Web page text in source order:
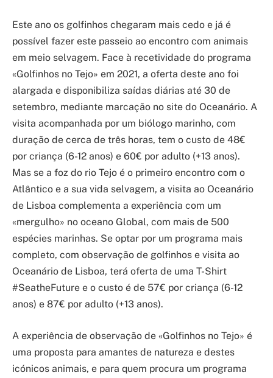
Este ano os golfinhos chegaram mais cedo e já é
possível fazer este passeio ao encontro com animais
em meio selvagem. Face à recetividade do programa
«Golfinhos no Tejo» em 2021, a oferta deste ano foi
alargada e disponibiliza saídas diárias até 30 de
setembro, mediante marcação no site do Oceanário. A
visita acompanhada por um biólogo marinho, com
duração de cerca de três horas, tem o custo de 48€
por criança (6-12 anos) e 60€ por adulto (+13 anos).
Mas se a foz do rio Tejo é o primeiro encontro com o
Atlântico e a sua vida selvagem, a visita ao Oceanário
de Lisboa complementa a experiência com um
«mergulho» no oceano Global, com mais de 500
espécies marinhas. Se optar por um programa mais
completo, com observação de golfinhos e visita ao
Oceanário de Lisboa, terá oferta de uma T-Shirt
#SeatheFuture e o custo é de 57€ por criança (6-12
anos) e 87€ por adulto (+13 anos).
A experiência de observação de «Golfinhos no Tejo» é
uma proposta para amantes de natureza e destes
icónicos animais, e para quem procura um programa